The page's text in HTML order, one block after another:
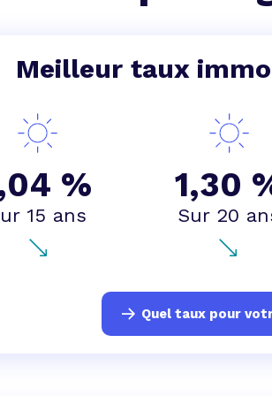
Toutes les simulations
Toutes les simulations
Meilleur taux
%
15 ans
1,30
Sur 20
Quel taux pour